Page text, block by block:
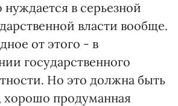
нуждается в серьезной
власти вообще.
от этого - в
государственного
Но это должна быть
хорошо продуманная